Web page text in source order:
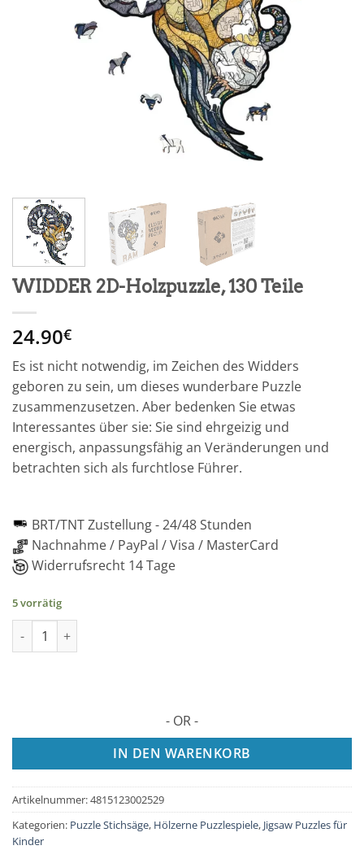
WIDDER 2D-Holzpuzzle, 130 Teile
24.90€
Es ist nicht notwendig, im Zeichen des Widders
geboren zu sein, um dieses wunderbare Puzzle
zusammenzusetzen. Aber bedenken Sie etwas
Interessantes über sie: Sie sind ehrgeizig und
energisch, anpassungsfähig an Veränderungen und
betrachten sich als furchtlose Führer.
BRT/TNT Zustellung -24/48 Stunden
Nachnahme / PayPal / Visa / MasterCard
Widerrufsrecht 14 Tage
5 vorrätig
ARIETE 2D-Holzpuzzle, 130 Teile Menge
- OR -
IN DEN WARENKORB
Artikelnummer:4815123002529
Kategorien: Puzzle Stichsäge, Hölzerne Puzzlespiele, Jigsaw Puzzles für
Kinder